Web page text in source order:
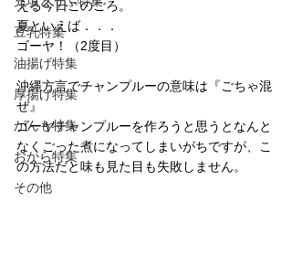
豆乳特集
油揚げ特集
厚揚げ特集
がんも特集
おから特集
その他
える今日このごろ。
夏といえば．．．
ゴーヤ！（2度目）
沖縄方言でチャンプルーの意味は『ごちゃ混
ぜ』
ゴーヤチャンプルーを作ろうと思うとなんと
なくごった煮になってしまいがちですが、こ
の方法だと味も見た目も失敗しません。